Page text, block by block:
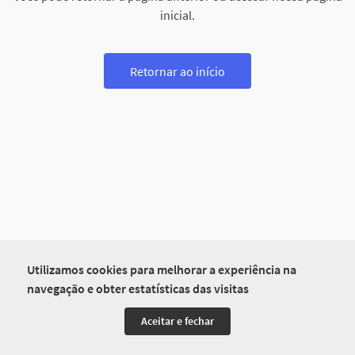
Utilizamos cookies para melhorar a experiência na
navegação e obter estatísticas das visitas
Aceitar e fechar
inicial.
Retornar ao início